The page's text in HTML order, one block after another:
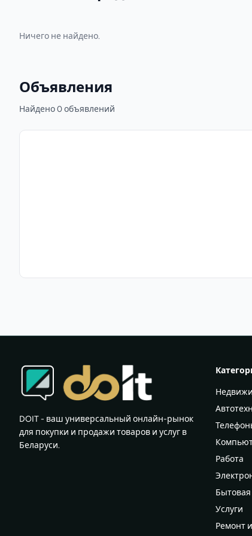
Ничего не найдено.
Объявления
Найдено 0 объявлений
DOIT - ваш универсальный онлайн-рынок
для покупки и продажи товаров и услуг в
Беларуси.
Работа
Бытовая
Услуги
Ремонт